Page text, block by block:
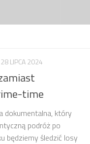
28 LIPCA 2024
time
dokumentalna, który
podróż po
będziemy śledzić losy